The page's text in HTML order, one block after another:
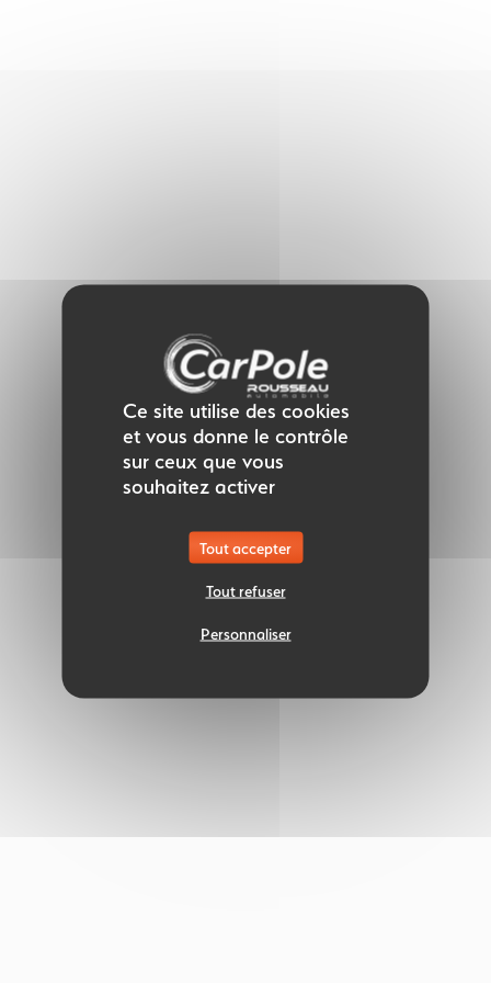
Ce site utilise des cookies
et vous donne le contrôle
sur ceux que vous
souhaitez activer
Tout accepter
Tout refuser
Personnaliser